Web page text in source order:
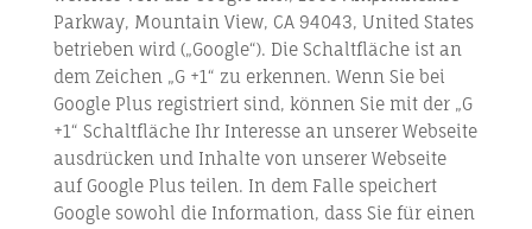
Parkway, Mountain View, CA 94043, United States
betrieben wird („Google“). Die Schaltfläche ist an
dem Zeichen „G +1“ zu erkennen. Wenn Sie bei
Google Plus registriert sind, können Sie mit der „G
+1“ Schaltfläche Ihr Interesse an unserer Webseite
ausdrücken und Inhalte von unserer Webseite
auf Google Plus teilen. In dem Falle speichert
Google sowohl die Information, dass Sie für einen